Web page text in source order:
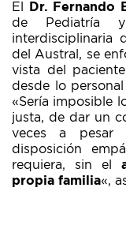
El Dr. Fernando
de Pediatría
interdisciplinaria
del Austral, se
vista del
desde lo
«Sería imposible
justa, de dar un
veces a pesar
disposición
requiera, sin el
propia familia«,